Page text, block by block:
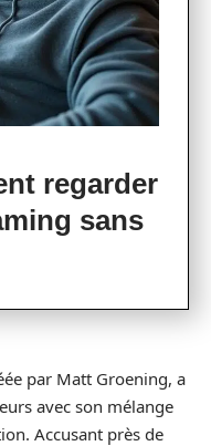
regarder
sans
par Matt Groening, a
avec son mélange
Accusant près de